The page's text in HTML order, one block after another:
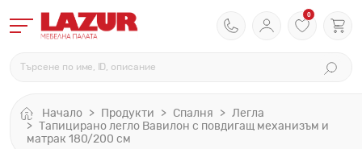
0
Начало Продукти Спалня
Легла
Тапицирано легло Вавилон с повдигащ механизъм и
матрак 180/200 см